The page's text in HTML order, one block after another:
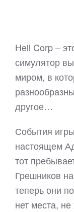
Hell Corp –
симулятор
миром, в
другое…
События
настоящем
тот
Грешников
теперь они
нет места,